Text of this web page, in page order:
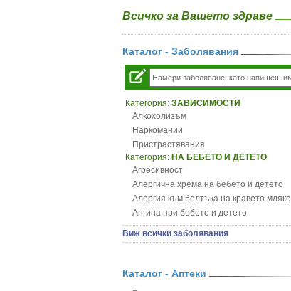
Всичко за Вашето здраве
Каталог - Заболявания
Категория: ЗАВИСИМОСТИ
Алкохолизъм
Наркомании
Пристрастявания
Категория: НА БЕБЕТО И ДЕТЕТО
Агресивност
Алергична хрема на бебето и детето
Алергия към белтъка на кравето мляко
Ангина при бебето и детето
Анемия при бебето и детето
Апетит - пълни деца
Безапетитие при бебето и детето
Виж всички заболявания
Каталог - Аптеки